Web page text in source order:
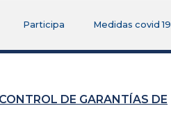
Participa Medidas covid 19
DE GARANTÍAS DE